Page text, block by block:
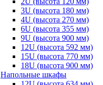
3U (высота 180 мм)
4U (высота 270 мм)
6U (высота 355 мм)
9U (высота 900 мм)
12U (высота 592 мм)
15U (высота 770 мм)
18U (высота 900 мм)
Напольные шкафы